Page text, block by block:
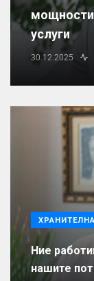
мощности
услуги
30.12.2025
Ние
нашите